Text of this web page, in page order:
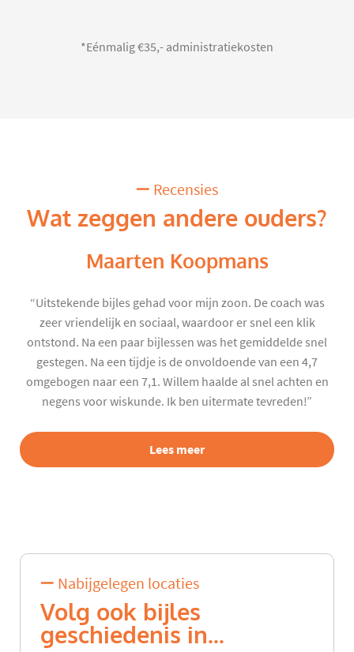
*Eénmalig €35,- administratiekosten
Recensies
Wat zeggen andere ouders?
Maarten Koopmans
“Uitstekende bijles gehad voor mijn zoon. De coach was
zeer vriendelijk en sociaal, waardoor er snel een klik
ontstond. Na een paar bijlessen was het gemiddelde snel
gestegen. Na een tijdje is de onvoldoende van een 4,7
omgebogen naar een 7,1. Willem haalde al snel achten en
negens voor wiskunde. Ik ben uitermate tevreden!”
Lees meer
Nabijgelegen locaties
Volg ook bijles
geschiedenis in...